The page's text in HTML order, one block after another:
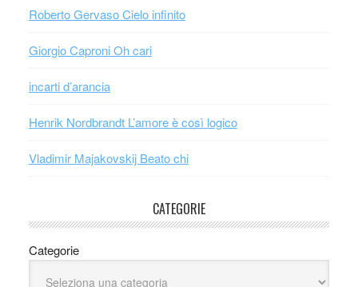
Roberto Gervaso Cielo infinito
Giorgio Caproni Oh cari
incarti d’arancia
Henrik Nordbrandt L’amore è così logico
Vladimir Majakovskij Beato chi
CATEGORIE
Categorie